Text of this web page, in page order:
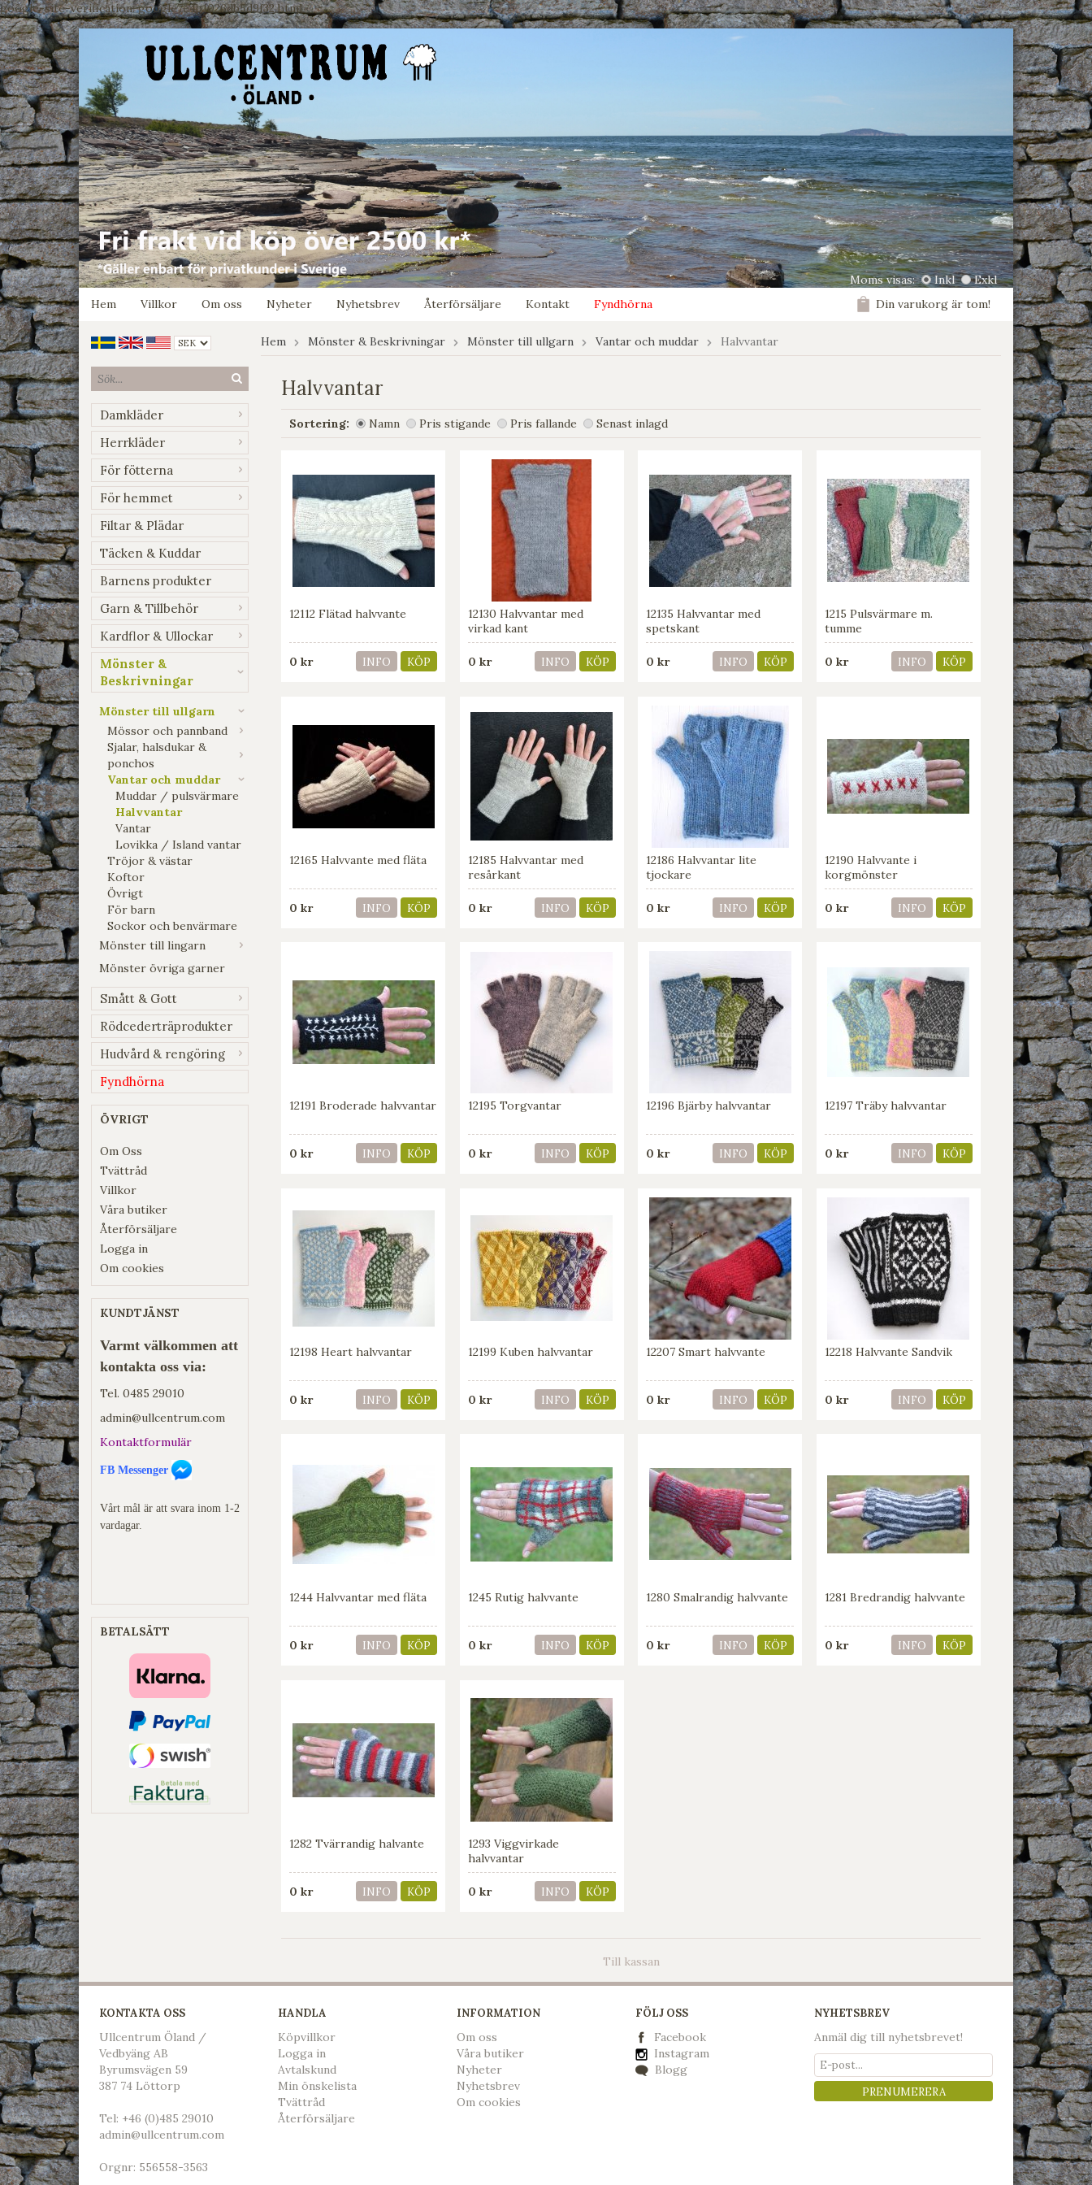
google-site-verification: google7e4b1026db5d9f32.html
Moms visas: Inkl
Exkl
Hem
Villkor Om oss Nyheter Nyhetsbrev Återförsäljare Kontakt Fyndhörna Din varukorg är tom!
Damkläder
Herrkläder
För fötterna
För hemmet
Filtar & Plädar
Täcken & Kuddar
Barnens produkter
Garn & Tillbehör
Kardflor & Ullockar
Mönster &
Beskrivningar
Mönster till ullgarn
Mössor och pannband
Sjalar, halsdukar &
ponchos
Vantar och muddar
Muddar / pulsvärmare
Halvvantar
Vantar
Lovikka / Island vantar
Tröjor & västar
Koftor
Övrigt
För barn
Sockor och benvärmare
Mönster till lingarn
Mönster övriga garner
Smått & Gott
Rödcederträprodukter
Hudvård & rengöring
Fyndhörna
ÖVRIGT
Om Oss
Tvättråd
Villkor
Våra butiker
Återförsäljare
Logga in
Om cookies
KUNDTJÄNST
Varmt välkommen att
kontakta oss via:
Tel. 0485 29010
admin@ullcentrum.com
Kontaktformulär
FB Messenger
Vårt mål är att svara inom 1-2
vardagar.
BETALSÄTT
Hem Mönster & Beskrivningar Mönster till ullgarn Vantar och muddar Halvvantar
Halvvantar
Sortering: Namn Pris stigande Pris fallande Senast inlagd
12112 Flätad halvvante
0 kr INFO KÖP
12130 Halvvantar med
virkad kant
0 kr INFO KÖP
12135 Halvvantar med
spetskant
0 kr INFO KÖP
1215 Pulsvärmare m.
tumme
0 kr INFO KÖP
12165 Halvvante med fläta
0 kr INFO KÖP
12185 Halvvantar med
resårkant
0 kr INFO KÖP
12186 Halvvantar lite
tjockare
0 kr INFO KÖP
12190 Halvvante i
korgmönster
0 kr INFO KÖP
12191 Broderade halvvantar
0 kr INFO KÖP
12195 Torgvantar
0 kr INFO KÖP
12196 Bjärby halvvantar
0 kr INFO KÖP
12197 Träby halvvantar
0 kr INFO KÖP
12198 Heart halvvantar
0 kr INFO KÖP
12199 Kuben halvvantar
0 kr INFO KÖP
12207 Smart halvvante
0 kr INFO KÖP
12218 Halvvante Sandvik
0 kr INFO KÖP
1244 Halvvantar med fläta
0 kr INFO KÖP
1245 Rutig halvvante
0 kr INFO KÖP
1280 Smalrandig halvvante
0 kr INFO KÖP
1281 Bredrandig halvvante
0 kr INFO KÖP
1282 Tvärrandig halvante
0 kr INFO KÖP
1293 Viggvirkade
halvvantar
0 kr INFO KÖP
Till kassan
KONTAKTA OSS
Ullcentrum Öland /
Vedbyäng AB
Byrumsvägen 59
387 74 Löttorp
Tel: +46 (0)485 29010
admin@ullcentrum.com
Orgnr: 556558-3563
HANDLA
Köpvillkor
Logga in
Avtalskund
Min önskelista
Tvättråd
Återförsäljare
INFORMATION
Om oss
Våra butiker
Nyheter
Nyhetsbrev
Om cookies
FÖLJ OSS
Facebook
Instagram
Blogg
NYHETSBREV
Anmäl dig till nyhetsbrevet!
PRENUMERERA